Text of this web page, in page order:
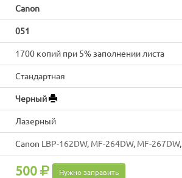
Canon
051
1700 копий при 5% заполнении листа
Стандартная
Черный
Лазерный
Canon LBP-162DW, MF-264DW, MF-267DW,
500 Нужно заправить